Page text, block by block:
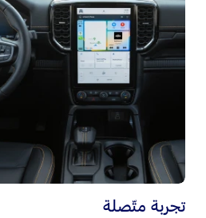
تجربة متّصلة